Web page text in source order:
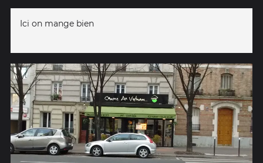
Ici on mange bien